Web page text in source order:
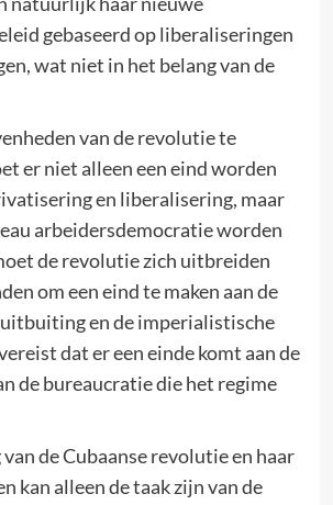
gebaseerd op liberaliseringen
wat niet in het belang van de
van de revolutie te
er niet alleen een eind worden
en liberalisering, maar
arbeidersdemocratie worden
de revolutie zich uitbreiden
om een eind te maken aan de
en de imperialistische
dat er een einde komt aan de
de bureaucratie die het regime
de Cubaanse revolutie en haar
kan alleen de taak zijn van de